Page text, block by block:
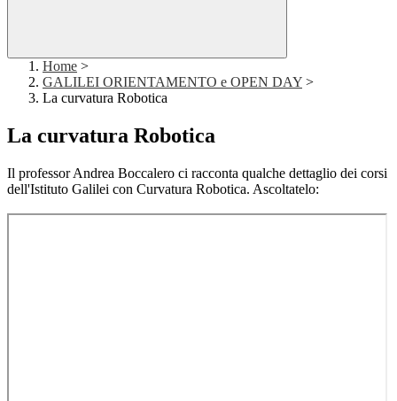
Home >
GALILEI ORIENTAMENTO e OPEN DAY >
La curvatura Robotica
La curvatura Robotica
Il professor Andrea Boccalero ci racconta qualche dettaglio dei corsi
dell'Istituto Galilei con Curvatura Robotica. Ascoltatelo: